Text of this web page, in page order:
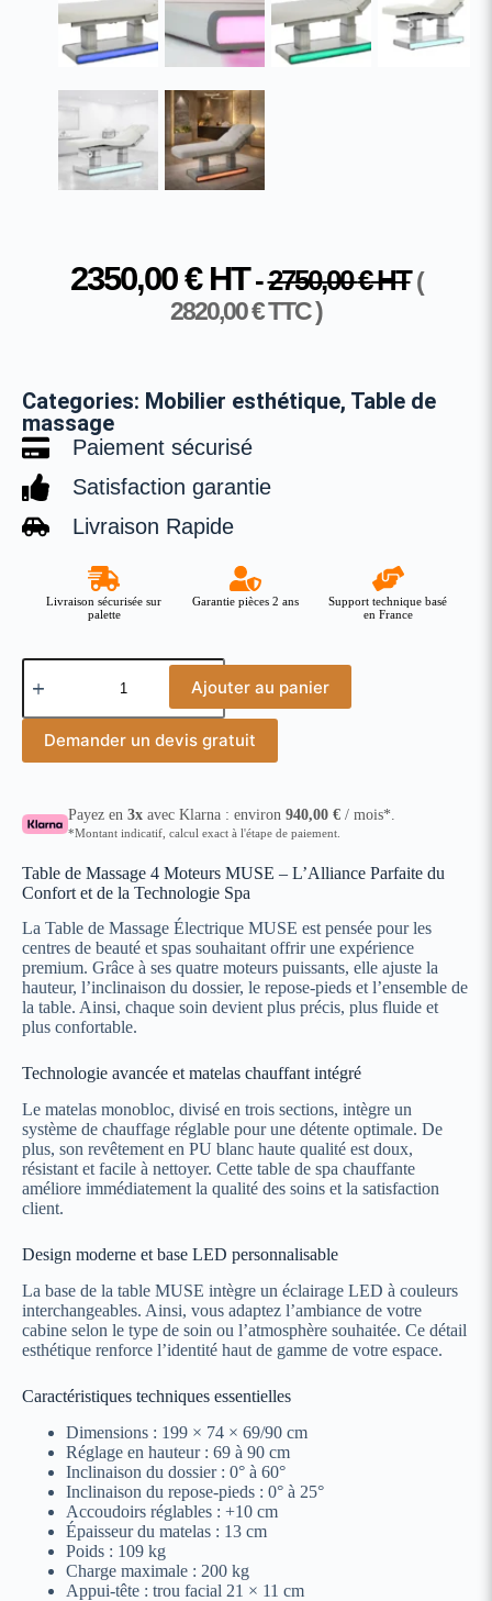
2350,00€HT-2750,00€HT (
2820,00€TTC )
Categories: Mobilier esthétique, Table de
massage
Paiement sécurisé
Satisfaction garantie
Livraison Rapide
Livraison sécurisée sur
palette
Garantie pièces 2 ans
Support technique basé
en France
Ajouter au panier
Demander un devis gratuit
Payez en3x avec Klarna : environ940,00€ / mois*.
*Montant indicatif, calcul exact à l'étape de paiement.
Table de Massage 4 Moteurs MUSE – L’Alliance Parfaite du
Confort et de la Technologie Spa
La Table de Massage Électrique MUSE est pensée pour les
centres de beauté et spas souhaitant offrir une expérience
premium. Grâce à ses quatre moteurs puissants, elle ajuste la
hauteur, l’inclinaison du dossier, le repose‑pieds et l’ensemble de
la table. Ainsi, chaque soin devient plus précis, plus fluide et
plus confortable.
Technologie avancée et matelas chauffant intégré
Le matelas monobloc, divisé en trois sections, intègre un
système de chauffage réglable pour une détente optimale. De
plus, son revêtement en PU blanc haute qualité est doux,
résistant et facile à nettoyer. Cette table de spa chauffante
améliore immédiatement la qualité des soins et la satisfaction
client.
Design moderne et base LED personnalisable
La base de la table MUSE intègre un éclairage LED à couleurs
interchangeables. Ainsi, vous adaptez l’ambiance de votre
cabine selon le type de soin ou l’atmosphère souhaitée. Ce détail
esthétique renforce l’identité haut de gamme de votre espace.
Caractéristiques techniques essentielles
Dimensions : 199 × 74 × 69/90 cm
Réglage en hauteur : 69 à 90 cm
Inclinaison du dossier : 0° à 60°
Inclinaison du repose‑pieds : 0° à 25°
Accoudoirs réglables : +10 cm
Épaisseur du matelas : 13 cm
Poids : 109 kg
Charge maximale : 200 kg
Appui‑tête : trou facial 21 × 11 cm